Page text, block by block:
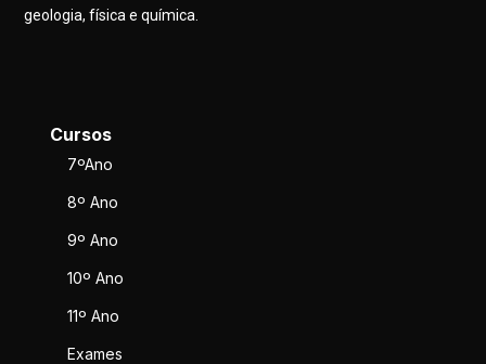
geologia, física e química.
Cursos
7ºAno
8º Ano
9º Ano
10º Ano
11º Ano
Exames